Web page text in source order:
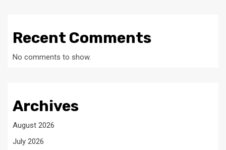
Recent Comments
No comments to show.
Archives
August 2026
July 2026